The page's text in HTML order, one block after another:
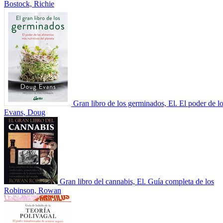
Bostock, Richie
Gran libro de los germinados, El. El poder de
Evans, Doug
Gran libro del cannabis, El. Guía completa de los
Robinson, Rowan